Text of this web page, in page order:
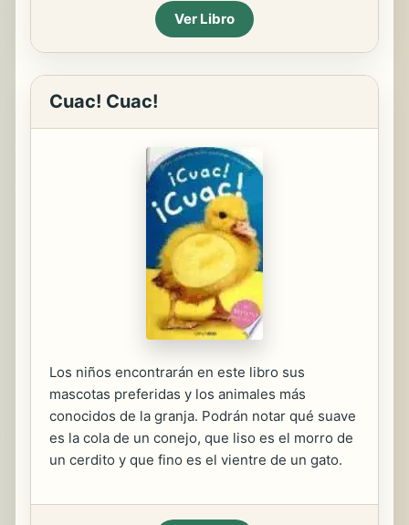
Ver Libro
Cuac! Cuac!
Los niños encontrarán en este libro sus
mascotas preferidas y los animales más
conocidos de la granja. Podrán notar qué suave
es la cola de un conejo, que liso es el morro de
un cerdito y que fino es el vientre de un gato.